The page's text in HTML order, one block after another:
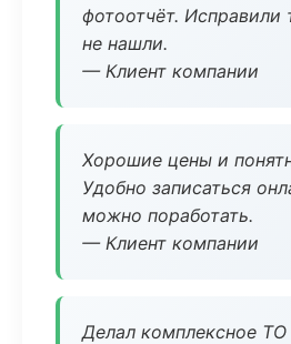
фотоотчёт. Исправили
не нашли.
— Клиент компании
Хорошие цены и
Удобно записаться
можно поработать.
— Клиент компании
Делал комплексное